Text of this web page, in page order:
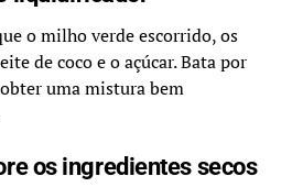
o milho verde escorrido, os
de coco e o açúcar. Bata por
uma mistura bem
os ingredientes secos